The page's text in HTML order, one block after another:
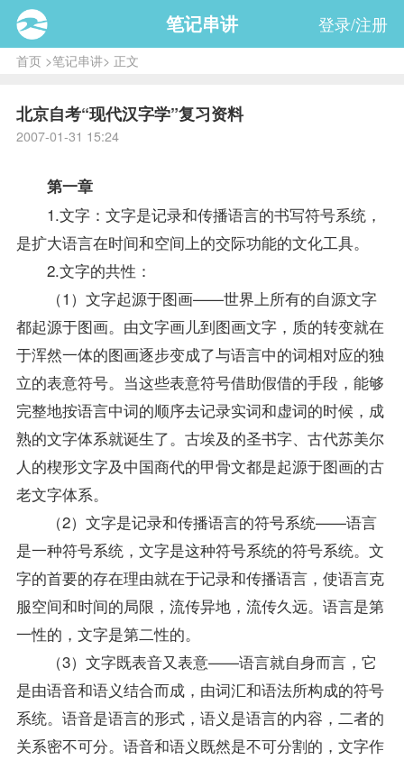
笔记串讲 登录/注册
首页>笔记串讲> 正文
北京自考“现代汉字学”复习资料
2007-01-31 15:24
第一章
1.文字：文字是记录和传播语言的书写符号系统，
是扩大语言在时间和空间上的交际功能的文化工具。
2.文字的共性：
（1）文字起源于图画——世界上所有的自源文字
都起源于图画。由文字画儿到图画文字，质的转变就在
于浑然一体的图画逐步变成了与语言中的词相对应的独
立的表意符号。当这些表意符号借助假借的手段，能够
完整地按语言中词的顺序去记录实词和虚词的时候，成
熟的文字体系就诞生了。古埃及的圣书字、古代苏美尔
人的楔形文字及中国商代的甲骨文都是起源于图画的古
老文字体系。
（2）文字是记录和传播语言的符号系统——语言
是一种符号系统，文字是这种符号系统的符号系统。文
字的首要的存在理由就在于记录和传播语言，使语言克
服空间和时间的局限，流传异地，流传久远。语言是第
一性的，文字是第二性的。
（3）文字既表音又表意——语言就自身而言，它
是由语音和语义结合而成，由词汇和语法所构成的符号
系统。语音是语言的形式，语义是语言的内容，二者的
关系密不可分。语音和语义既然是不可分割的，文字作